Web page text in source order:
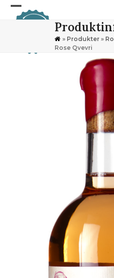
Skip
Open
Close
» Produkter »
Rose Qvevri